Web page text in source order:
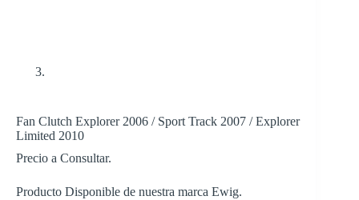
Fan Clutch Explorer 2006 / Sport Track 2007 / Explorer
Limited 2010
Precio a Consultar.
Producto Disponible de nuestra marca Ewig.